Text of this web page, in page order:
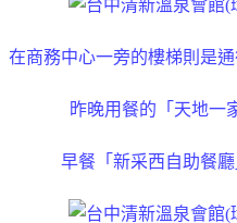
在商務中心一旁的樓梯則是
昨晚用餐的「天地一
早餐「新采西自助餐